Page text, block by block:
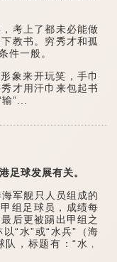
考上了都未必能做
教书。穷秀才和孤
件一般。
象来开玩笑，手巾
才用汗巾来包起书
”...
球发展有关。
军舰只人员组成的
组足球员，成绩每
后更被踢出甲组之
“水”或“水兵”（海
，标题有：“水﹐